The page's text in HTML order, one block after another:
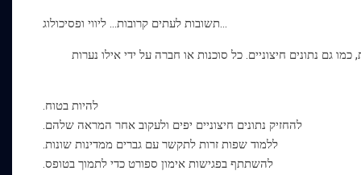
תשובות לעתים קרובות... ליווי ופסיכולוג...
גם נתונים חיצוניים. כל סוכנות או חברה על ידי אילו נערות
להיות בטוח.
להחזיק נתונים חיצוניים יפים ולעקוב אחר המראה שלהם.
ללמוד שפות זרות לתקשר עם גברים ממדינות שונות.
להשתתף בפגישות אימון ספורט כדי לתמוך בטופס.